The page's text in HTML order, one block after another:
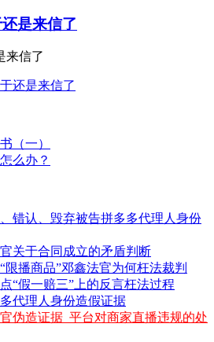
是来信了
来信了
还是来信了
（一）
么办？
错认、毁弃被告拼多多代理人身份
关于合同成立的矛盾判断
限播商品”邓鑫法官为何枉法裁判
“假一赔三”上的反言枉法过程
代理人身份造假证据
伪造证据_平台对商家直播违规的处